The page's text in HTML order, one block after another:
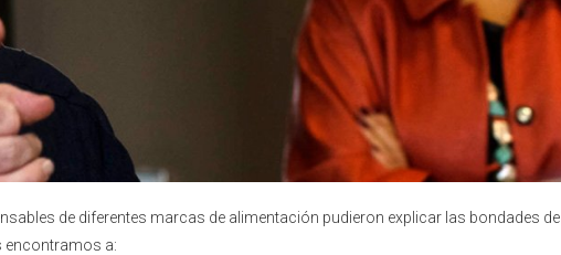
de diferentes marcas de alimentación pudieron explicar las bondades de
encontramos a: